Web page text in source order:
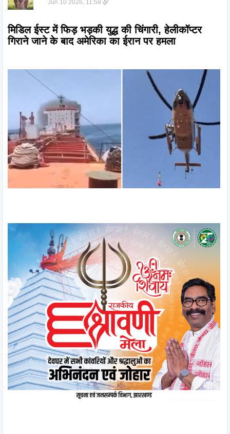
Jun 10 2026, 11:58
मिडिल ईस्ट में फिड़ भड़की युद्ध की चिंगारी, हेलीकॉप्टर
गिराने जाने के बाद अमेरिका का ईरान पर हमला